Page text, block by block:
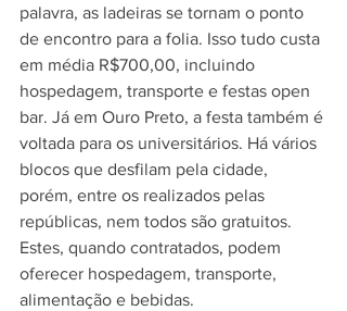
palavra, as ladeiras se tornam o ponto
de encontro para a folia. Isso tudo custa
em média R$700,00, incluindo
hospedagem, transporte e festas open
bar. Já em Ouro Preto, a festa também é
voltada para os universitários. Há vários
blocos que desfilam pela cidade,
porém, entre os realizados pelas
repúblicas, nem todos são gratuitos.
Estes, quando contratados, podem
oferecer hospedagem, transporte,
alimentação e bebidas.